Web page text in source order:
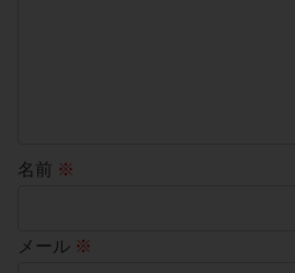
名前 ※
メール ※